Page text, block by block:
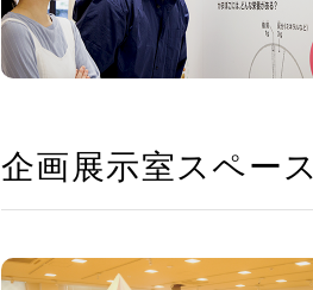
企画展示室スペース